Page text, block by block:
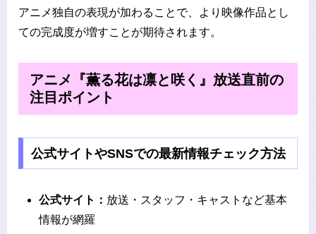
アニメ独自の表現が加わることで、より映像作品とし
ての完成度が増すことが期待されます。
アニメ『薫る花は凛と咲く』放送直前の
注目ポイント
公式サイトやSNSでの最新情報チェック方法
公式サイト： 放送・スタッフ・キャストなど基本
情報が網羅